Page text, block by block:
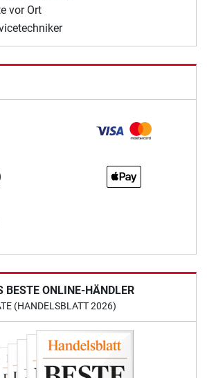
vor Ort
BESTE ONLINE-HÄNDLER
(HANDELSBLATT 2026)